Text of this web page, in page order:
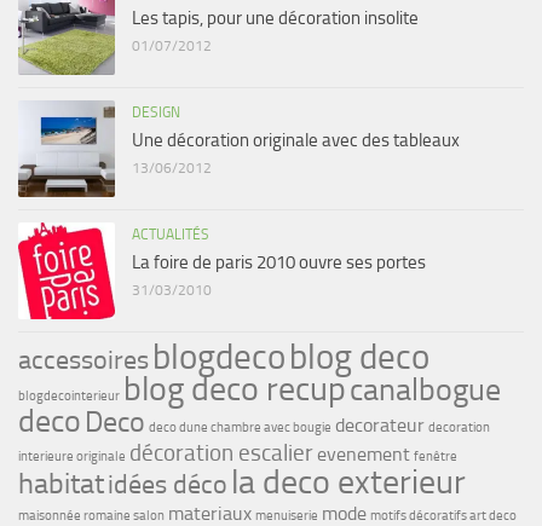
Les tapis, pour une décoration insolite
01/07/2012
DESIGN
Une décoration originale avec des tableaux
13/06/2012
ACTUALITÉS
La foire de paris 2010 ouvre ses portes
31/03/2010
accessoiresblogdecoblog deco
blogdecointerieur blog deco recupcanalbogue
deco Deco deco dune chambre avec bougie decorateur decoration
interieure originale décoration escalier evenement fenêtre
habitatidées déco la deco exterieur
maisonnée romaine salon materiaux menuiserie mode motifs décoratifs art deco